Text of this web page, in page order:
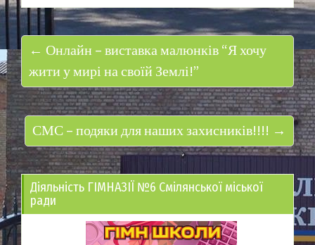
← Онлайн – виставка малюнків “Я хочу
жити у мирі на своїй Землі!”
СМС – подяки для наших захисників!!!! →
Діяльність ГІМНАЗІЇ №6 Смілянської міської
ради